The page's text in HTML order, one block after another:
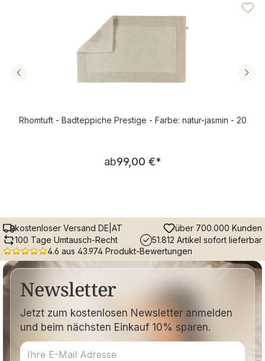
Rhomtuft - Badteppiche Prestige - Farbe: natur-jasmin - 20
Regulärer Preis:
ab99,00 €*
kostenloser Versand DE|AT
über 700.000 Kunden
100 Tage Umtausch-Recht
51.812 Artikel sofort lieferbar
4.6 aus 43.974 Produkt-Bewertungen
Newsletter
Jetzt zum kostenlosen Newsletter anmelden
und beim nächsten Einkauf 10% sparen.